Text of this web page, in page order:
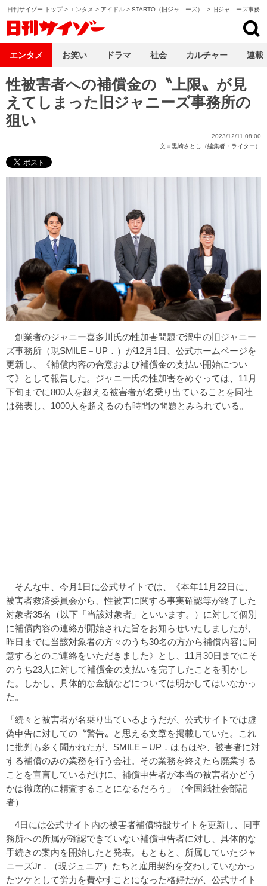
日刊サイゾー トップ> エンタメ > アイドル > STARTO（旧ジャニーズ） > 旧ジャニーズ事務
性被害者への補償金の〝上限〟が見
えてしまった旧ジャニーズ事務所の
狙い
2023/12/11 08:00
文＝黒崎さとし（編集者・ライター）
創業者のジャニー喜多川氏の性加害問題で渦中の旧ジャニー
ズ事務所（現SMILE－UP．）が12月1日、公式ホームページを
更新し、《補償内容の合意および補償金の支払い開始につい
て》として報告した。ジャニー氏の性加害をめぐっては、11月
下旬までに800人を超える被害者が名乗り出ていることを同社
は発表し、1000人を超えるのも時間の問題とみられている。
そんな中、今月1日に公式サイトでは、《本年11月22日に、
被害者救済委員会から、性被害に関する事実確認等が終了した
対象者35名（以下「当該対象者」といいます。）に対して個別
に補償内容の連絡が開始された旨をお知らせいたしましたが、
昨日までに当該対象者の方々のうち30名の方から補償内容に同
意するとのご連絡をいただきました》とし、11月30日までにそ
のうち23人に対して補償金の支払いを完了したことを明かし
た。しかし、具体的な金額などについては明かしてはいなかっ
た。
「続々と被害者が名乗り出ているようだが、公式サイトでは虚
偽申告に対しての〝警告〟と思える文章を掲載していた。これ
に批判も多く聞かれたが、SMILE－UP．はもはや、被害者に対
する補償のみの業務を行う会社。その業務を終えたら廃業する
ことを宣言しているだけに、補償申告者が本当の被害者かどう
かは徹底的に精査することになるだろう」（全国紙社会部記
者）
4日には公式サイト内の被害者補償特設サイトを更新し、同事
務所への所属が確認できていない補償申告者に対し、具体的な
手続きの案内を開始したと発表。もともと、所属していたジャ
ニーズJr．（現ジュニア）たちと雇用契約を交わしていなかっ
たツケとして労力を費やすことになった格好だが、公式サイト
エンタメ お笑い ドラマ 社会 カルチャー 連載